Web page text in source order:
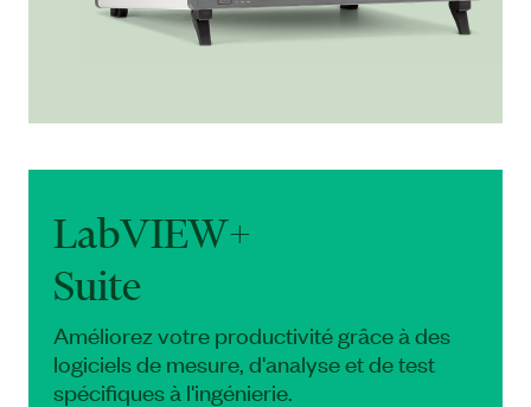
LabVIEW+
Suite
Améliorez votre productivité grâce à des
logiciels de mesure, d'analyse et de test
spécifiques à l'ingénierie.